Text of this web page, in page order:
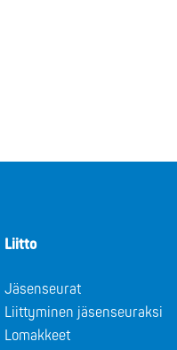
Liitto
Jäsenseurat
Liittyminen jäsenseuraksi
Lomakkeet